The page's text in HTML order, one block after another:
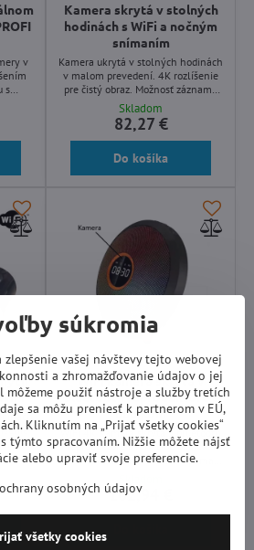
v
s
na
Kamera skrytá v stolných
hodinách s WiFi a nočným
snímaním
Kamera ukrytá v stolných hodinách
v malom prevedení. 4K rozlíšenie
pre čistý obraz. Možnosť záznamu
na vnútornú pamäť až 128Gb alebo
cloud úložiska. Veľmi nenápadné
prevedenie, nočný záznam, kovové
telo.
Skladom
82,27 €
Do košíka
alebo
WiFi kamera skrytá v
bluetooth reproduktore s
budíkom
WiFi 4K Kamera skrytá v bluetooth
reproduktore s funkciou budíka a
LED osvetlením. Vnútorná pamäť
Nenápadné prevedenie.
102,94 €
súkromia
zlepšenie vašej návštevy tejto webovej
a zhromažďovanie údajov o jej
môžeme použiť nástroje a služby tretích
sa môžu preniesť k partnerom v EÚ,
Kliknutím na „Prijať všetky cookies“
týmto spracovaním. Nižšie môžete nájsť
alebo upraviť svoje preferencie.
osobných údajov
všetky cookies